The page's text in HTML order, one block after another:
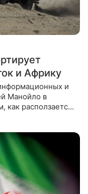
и Африку
и
Манойло в
как расползается